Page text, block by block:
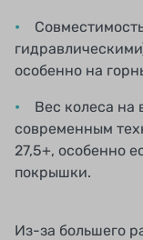
особенно на
Вес колеса на
современным
27,5+, особенно
покрышки.
Из-за большего